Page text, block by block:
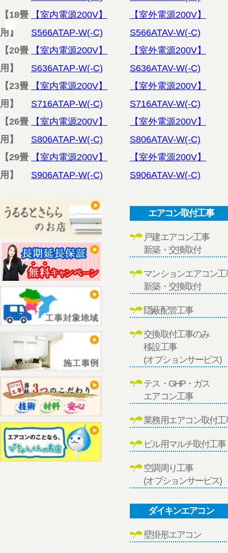
【18畳
用】
【室内電源200V】
S566ATAP-W(-C)
【室外電源200V】
S566ATAV-W(-C)
【20畳
用】
【室内電源200V】
S636ATAP-W(-C)
【室外電源200V】
S636ATAV-W(-C)
【23畳
用】
【室内電源200V】
S716ATAP-W(-C)
【室外電源200V】
S716ATAV-W(-C)
【26畳
用】
【室内電源200V】
S806ATAP-W(-C)
【室外電源200V】
S806ATAV-W(-C)
【29畳
用】
【室内電源200V】
S906ATAP-W(-C)
【室外電源200V】
S906ATAV-W(-C)
エアコン取付工事
戸建エアコン工事
新築・交換取付
マンションエアコン工
新築・交換取付
隠蔽配管工事
交換取付工事のみ
移設工事
(オプションサービス)
テス・GHP・ガス
エアコン工事
業務用エアコン取付工
ビル用マルチ取付工事
空調周り工事
(オプションサービス)
ダイキンエアコン
壁掛形エアコン